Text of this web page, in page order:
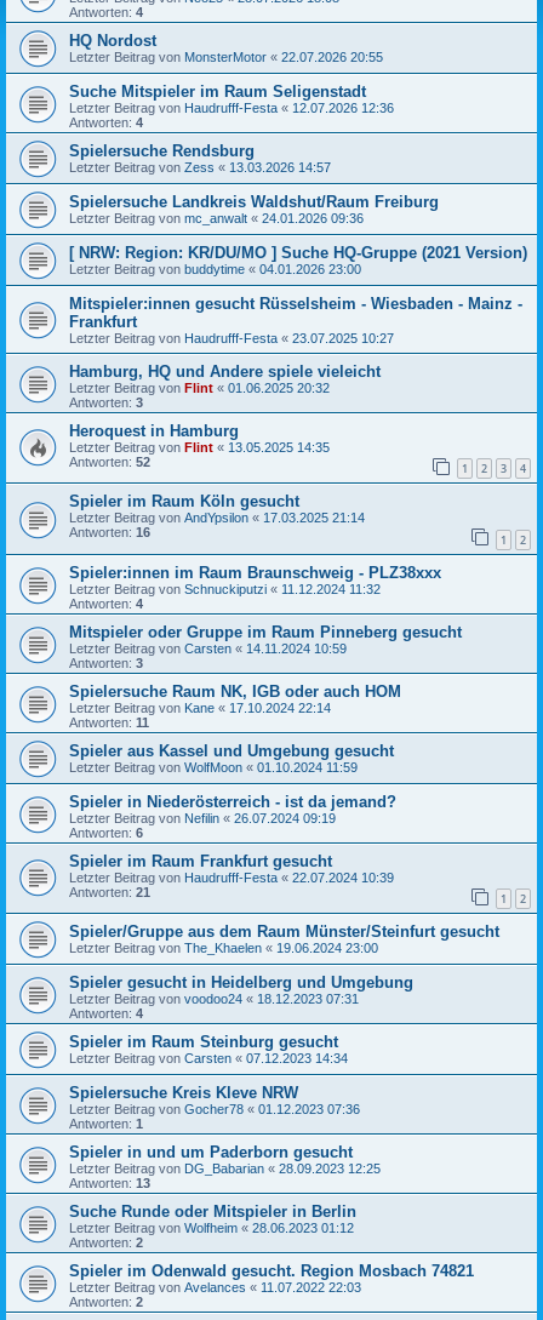
Antworten: 4
HQ Nordost
Letzter Beitrag von MonsterMotor « 22.07.2026 20:55
Suche Mitspieler im Raum Seligenstadt
Letzter Beitrag von Haudrufff-Festa « 12.07.2026 12:36
Antworten: 4
Spielersuche Rendsburg
Letzter Beitrag von Zess « 13.03.2026 14:57
Spielersuche Landkreis Waldshut/Raum Freiburg
Letzter Beitrag von mc_anwalt « 24.01.2026 09:36
[ NRW: Region: KR/DU/MO ] Suche HQ-Gruppe (2021 Version)
Letzter Beitrag von buddytime « 04.01.2026 23:00
Mitspieler:innen gesucht Rüsselsheim - Wiesbaden - Mainz -
Frankfurt
Letzter Beitrag von Haudrufff-Festa « 23.07.2025 10:27
Hamburg, HQ und Andere spiele vieleicht
Letzter Beitrag von Flint « 01.06.2025 20:32
Antworten: 3
Heroquest in Hamburg
Letzter Beitrag von Flint « 13.05.2025 14:35
Antworten: 52 1 2 3 4
Spieler im Raum Köln gesucht
Letzter Beitrag von AndYpsilon « 17.03.2025 21:14
Antworten: 16 1 2
Spieler:innen im Raum Braunschweig - PLZ38xxx
Letzter Beitrag von Schnuckiputzi « 11.12.2024 11:32
Antworten: 4
Mitspieler oder Gruppe im Raum Pinneberg gesucht
Letzter Beitrag von Carsten « 14.11.2024 10:59
Antworten: 3
Spielersuche Raum NK, IGB oder auch HOM
Letzter Beitrag von Kane « 17.10.2024 22:14
Antworten: 11
Spieler aus Kassel und Umgebung gesucht
Letzter Beitrag von WolfMoon « 01.10.2024 11:59
Spieler in Niederösterreich - ist da jemand?
Letzter Beitrag von Nefilin « 26.07.2024 09:19
Antworten: 6
Spieler im Raum Frankfurt gesucht
Letzter Beitrag von Haudrufff-Festa « 22.07.2024 10:39
Antworten: 21 1 2
Spieler/Gruppe aus dem Raum Münster/Steinfurt gesucht
Letzter Beitrag von The_Khaelen « 19.06.2024 23:00
Spieler gesucht in Heidelberg und Umgebung
Letzter Beitrag von voodoo24 « 18.12.2023 07:31
Antworten: 4
Spieler im Raum Steinburg gesucht
Letzter Beitrag von Carsten « 07.12.2023 14:34
Spielersuche Kreis Kleve NRW
Letzter Beitrag von Gocher78 « 01.12.2023 07:36
Antworten: 1
Spieler in und um Paderborn gesucht
Letzter Beitrag von DG_Babarian « 28.09.2023 12:25
Antworten: 13
Suche Runde oder Mitspieler in Berlin
Letzter Beitrag von Wolfheim « 28.06.2023 01:12
Antworten: 2
Spieler im Odenwald gesucht. Region Mosbach 74821
Letzter Beitrag von Avelances « 11.07.2022 22:03
Antworten: 2